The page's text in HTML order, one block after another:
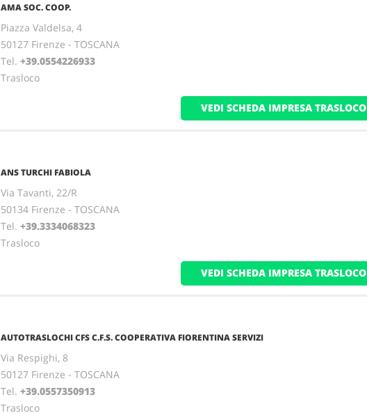
AMA SOC. COOP.
Piazza Valdelsa, 4
50127 Firenze - TOSCANA
Tel. +39.0554226933
Trasloco
VEDI SCHEDA IMPRESA TRASLOCO
ANS TURCHI FABIOLA
Via Tavanti, 22/R
50134 Firenze - TOSCANA
Tel. +39.3334068323
Trasloco
VEDI SCHEDA IMPRESA TRASLOCO
AUTOTRASLOCHI CFS C.F.S. COOPERATIVA FIORENTINA SERVIZI
Via Respighi, 8
50127 Firenze - TOSCANA
Tel. +39.0557350913
Trasloco